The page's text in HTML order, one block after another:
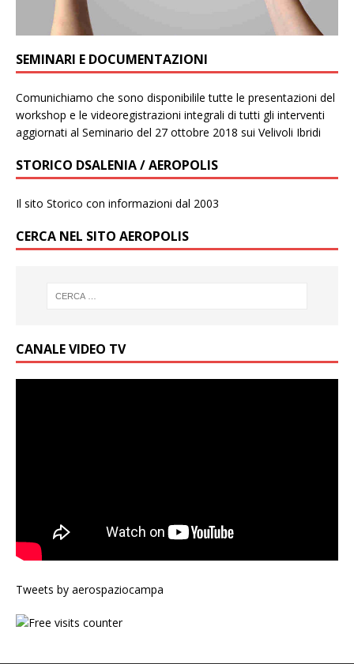
SEMINARI E DOCUMENTAZIONI
Comunichiamo che sono disponibilile tutte le presentazioni del
workshop e le videoregistrazioni integrali di tutti gli interventi
aggiornati al Seminario del 27 ottobre 2018 sui Velivoli Ibridi
STORICO DSALENIA / AEROPOLIS
Il sito Storico con informazioni dal 2003
CERCA NEL SITO AEROPOLIS
CANALE VIDEO TV
Tweets by aerospaziocampa